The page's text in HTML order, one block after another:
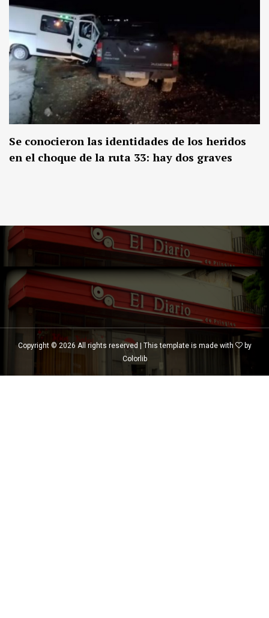
Se conocieron las identidades de los heridos
en el choque de la ruta 33: hay dos graves
Copyright © 2026 All rights reserved | This template is made with
by
Colorlib